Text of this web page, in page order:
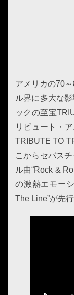
アメリカの70
ル界に多大な
ックの至宝
リビュート・
TRIBUTE TO
こからセバス
ル曲“Rock &
の激熱エモー
The Line”が先